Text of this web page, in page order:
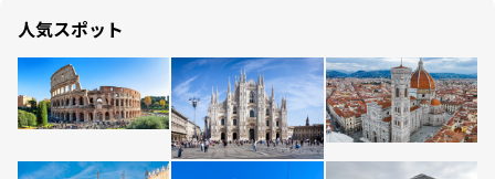
人気スポット